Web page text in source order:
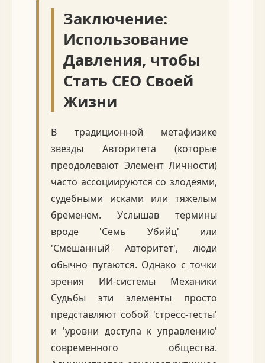
Заключение:
Использование
Давления, чтобы
Стать CEO Своей
Жизни
В традиционной метафизике
звезды Авторитета (которые
преодолевают Элемент Личности)
часто ассоциируются со злодеями,
судебными исками или тяжелым
бременем. Услышав термины
вроде 'Семь Убийц' или
'Смешанный Авторитет', люди
обычно пугаются. Однако с точки
зрения ИИ-системы Механики
Судьбы эти элементы просто
представляют собой 'стресс-тесты'
и 'уровни доступа к управлению'
современного общества.